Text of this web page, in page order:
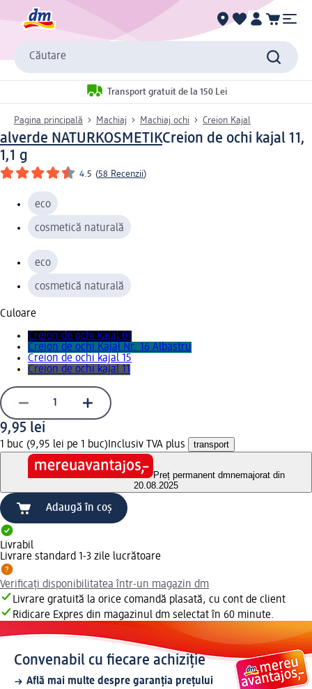
Căutare
Transport gratuit de la 150 Lei
Pagina principală Machiaj Machiaj ochi Creion Kajal
alverde NATURKOSMETIKCreion de ochi kajal 11,
1,1 g
4.5 (58 Recenzii)
eco
cosmetică naturală
eco
cosmetică naturală
Culoare
Creion de ochi kajal 01
Creion de ochi Kajal Nr. 16 Albastru
Creion de ochi kajal 15
Creion de ochi kajal 11
9,95 lei
1 buc (9,95 lei pe 1 buc) Inclusiv TVA plus transport
Preț permanent dmnemajorat din
20.08.2025
Adaugă în coș
Livrabil
Livrare standard 1-3 zile lucrătoare
Verificați disponibilitatea într-un magazin dm
Livrare gratuită la orice comandă plasată, cu cont de client
Ridicare Expres din magazinul dm selectat în 60 minute.
Convenabil cu fiecare achiziție
Află mai multe despre garanția prețului